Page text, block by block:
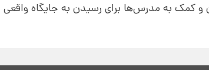
و کمک به مدرس‌ها برای رسیدن به جایگاه